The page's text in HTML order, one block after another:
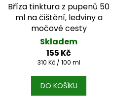
Bříza tinktura z pupenů 50
ml na čištění, ledviny a
močové cesty
Skladem
155 Kč
Měrná cena:
310 Kč / 100 ml
DO KOŠÍKU